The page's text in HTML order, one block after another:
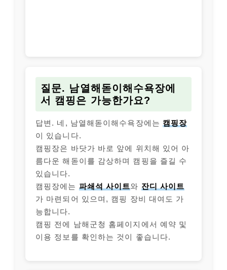
질문. 남열해돋이해수욕장에
서 캠핑은 가능한가요?
답변. 네, 남열해돋이해수욕장에는 캠핑장
이 있습니다.
캠핑장은 바닷가 바로 앞에 위치해 있어 아
름다운 해돋이를 감상하며 캠핑을 즐길 수
있습니다.
캠핑장에는 파쇄석 사이트와 잔디 사이트
가 마련되어 있으며, 캠핑 장비 대여도 가
능합니다.
캠핑 전에 남해군청 홈페이지에서 예약 및
이용 정보를 확인하는 것이 좋습니다.